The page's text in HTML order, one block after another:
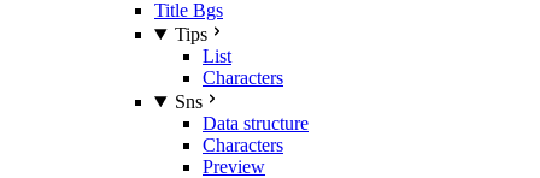
Title Bgs
Tips
List
Characters
Sns
Data structure
Characters
Preview